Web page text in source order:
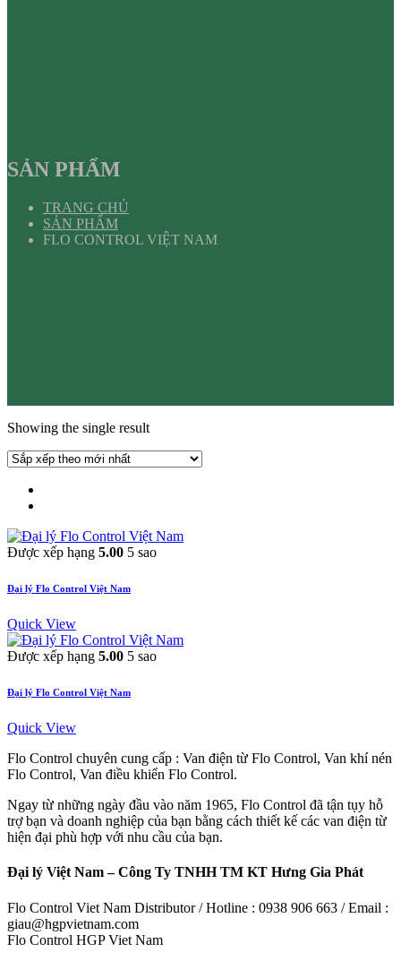
SẢN PHẨM
TRANG CHỦ
SẢN PHẨM
FLO CONTROL VIỆT NAM
Showing the single result
Được xếp hạng 5.00 5 sao
Đại lý Flo Control Việt Nam
Quick View
Được xếp hạng 5.00 5 sao
Đại lý Flo Control Việt Nam
Quick View
Flo Control chuyên cung cấp : Van điện từ Flo Control, Van khí nén
Flo Control, Van điều khiển Flo Control.
Ngay từ những ngày đầu vào năm 1965, Flo Control đã tận tụy hỗ
trợ bạn và doanh nghiệp của bạn bằng cách thiết kế các van điện từ
hiện đại phù hợp với nhu cầu của bạn.
Đại lý Việt Nam – Công Ty TNHH TM KT Hưng Gia Phát
Flo Control Viet Nam Distributor / Hotline : 0938 906 663 / Email :
giau@hgpvietnam.com
Flo Control HGP Viet Nam